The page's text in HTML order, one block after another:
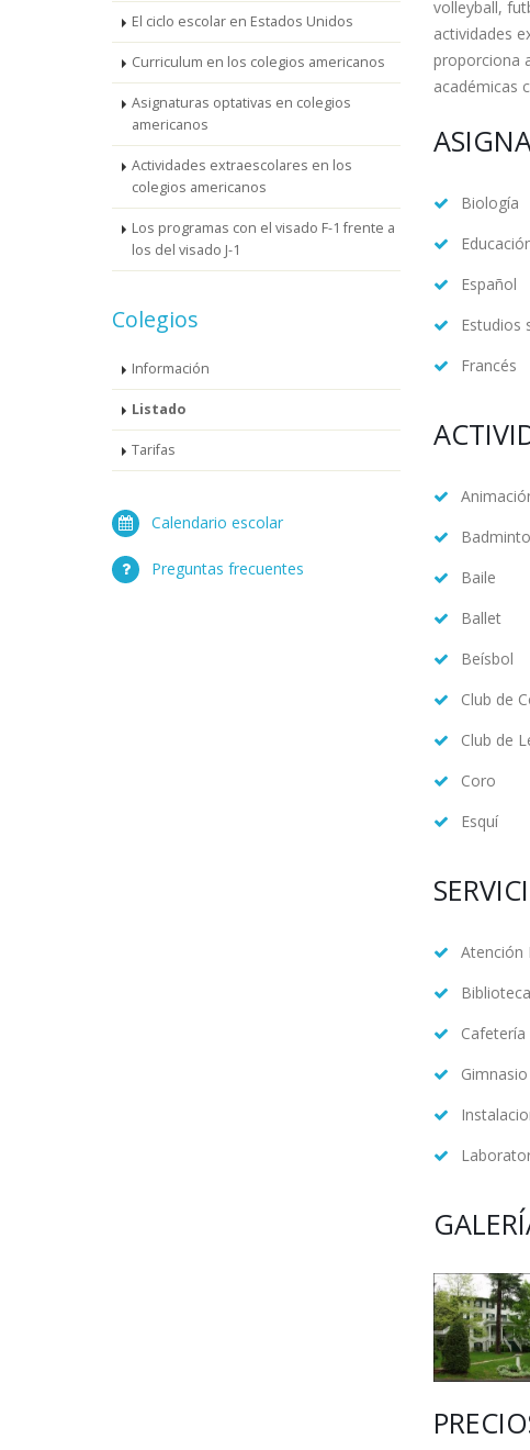
El ciclo escolar en Estados Unidos
Curriculum en los colegios americanos
Asignaturas optativas en colegios
americanos
Actividades extraescolares en los
colegios americanos
Los programas con el visado F-1 frente a
los del visado J-1
Colegios
Información
Listado
Tarifas
Calendario escolar
Preguntas frecuentes
volleyball,
actividades
proporciona
académicas
Biología
Español
Estudios
Francés
Baile
Ballet
Beísbol
Club de
Club de
Coro
Esquí
Atención
Biblioteca
Cafetería
Gimnasio